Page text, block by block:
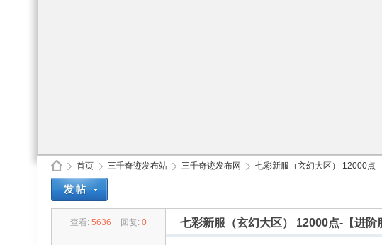
首页
›
三千奇迹发布站 三千奇迹发布网
›
七彩新服（玄幻大区） 12000点-
查看: 5636 回复: 0 七彩新服（玄幻大区） 12000点-【进